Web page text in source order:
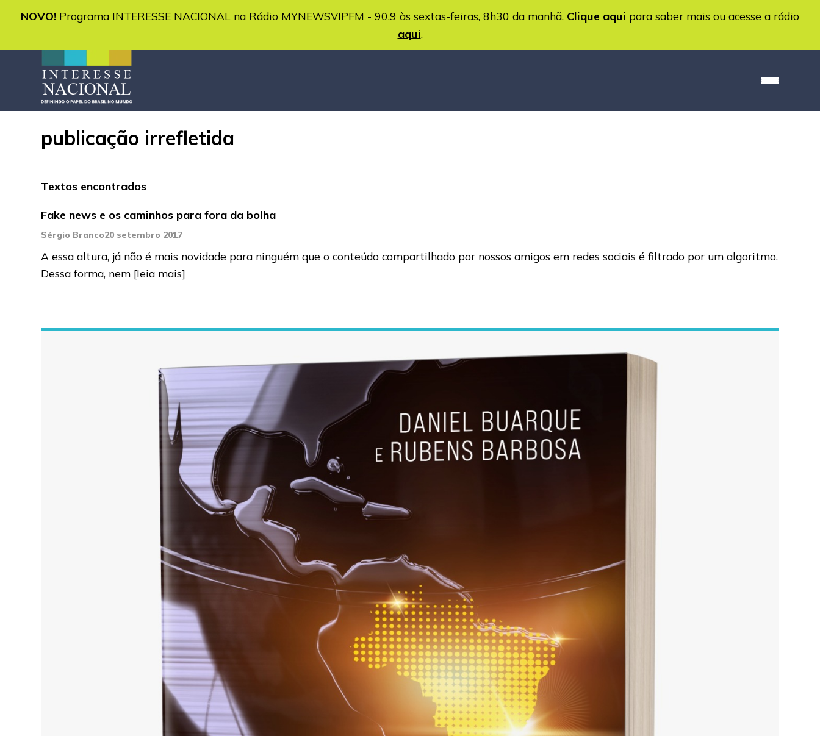
NOVO! Programa INTERESSE NACIONAL na Rádio MYNEWSVIPFM - 90.9 às sextas-feiras, 8h30 da manhã. Clique aqui para saber mais ou acesse a rádio
aqui.
publicação irrefletida
Textos encontrados
Fake news e os caminhos para fora da bolha
Sérgio Branco20 setembro 2017
A essa altura, já não é mais novidade para ninguém que o conteúdo compartilhado por nossos amigos em redes sociais é filtrado por um algoritmo.
Dessa forma, nem [leia mais]